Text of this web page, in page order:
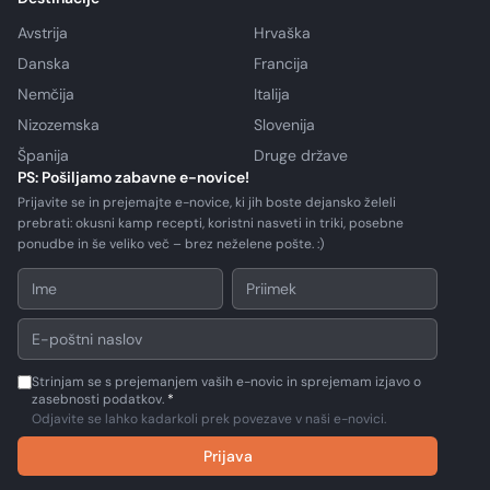
Avstrija
Hrvaška
Danska
Francija
Nemčija
Italija
Nizozemska
Slovenija
Španija
Druge države
PS: Pošiljamo zabavne e-novice!
Prijavite se in prejemajte e-novice, ki jih boste dejansko želeli
prebrati: okusni kamp recepti, koristni nasveti in triki, posebne
ponudbe in še veliko več – brez neželene pošte. :)
Strinjam se s prejemanjem vaših e-novic in sprejemam izjavo o
zasebnosti podatkov. *
Odjavite se lahko kadarkoli prek povezave v naši e-novici.
Prijava